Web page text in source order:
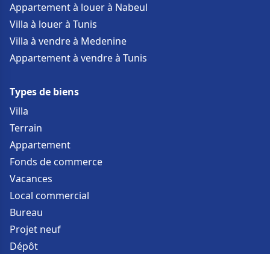
Appartement à louer à Nabeul
Villa à louer à Tunis
Villa à vendre à Medenine
Appartement à vendre à Tunis
Types de biens
Villa
Terrain
Appartement
Fonds de commerce
Vacances
Local commercial
Bureau
Projet neuf
Dépôt